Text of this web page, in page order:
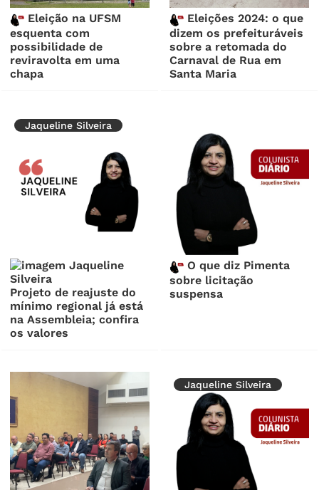
Eleição na UFSM
esquenta com
possibilidade de
reviravolta em uma
chapa
Eleições 2024: o que
dizem os prefeituráveis
sobre a retomada do
Carnaval de Rua em
Santa Maria
Jaqueline Silveira
Projeto de reajuste do
mínimo regional já está
na Assembleia; confira
os valores
O que diz Pimenta
sobre licitação
suspensa
Jaqueline Silveira